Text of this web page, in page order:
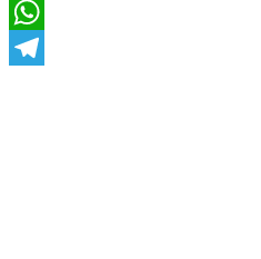
Viber
WhatsApp